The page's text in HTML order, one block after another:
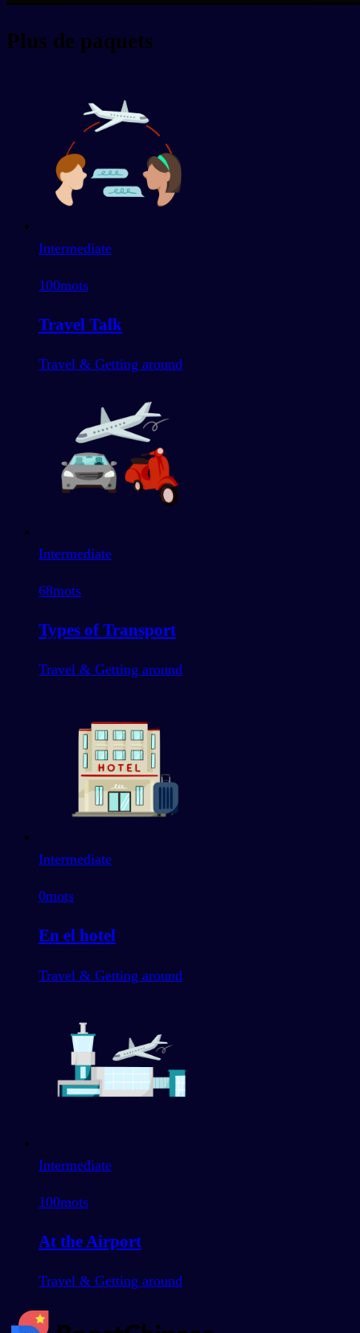
Plus de paquets
Intermediate
100mots
Travel Talk
Travel & Getting around
Intermediate
68mots
Types of Transport
Travel & Getting around
Intermediate
0mots
En el hotel
Travel & Getting around
Intermediate
100mots
At the Airport
Travel & Getting around